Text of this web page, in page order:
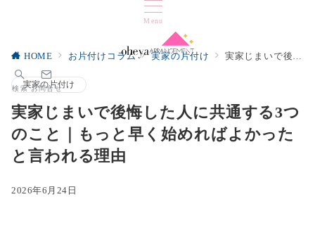
Menu
検索 お問合せ
HOME お片付けコラム 実家の片付け 実家じまいで後悔した人に共通する3つのこと｜もっと早く始めればよかったと言われる理由
実家の片付け
実家じまいで後悔した人に共通する3つ
のこと｜もっと早く始めればよかった
と言われる理由
2026年6月24日